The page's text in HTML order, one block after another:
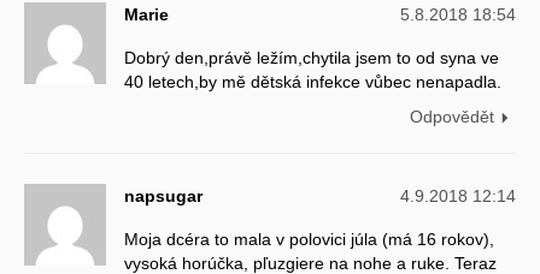
Marie 5.8.2018 18:54
Dobrý den,právě ležím,chytila jsem to od syna ve
40 letech,by mě dětská infekce vůbec nenapadla.
Odpovědět
napsugar 4.9.2018 12:14
Moja dcéra to mala v polovici júla (má 16 rokov),
vysoká horúčka, pľuzgiere na nohe a ruke. Teraz